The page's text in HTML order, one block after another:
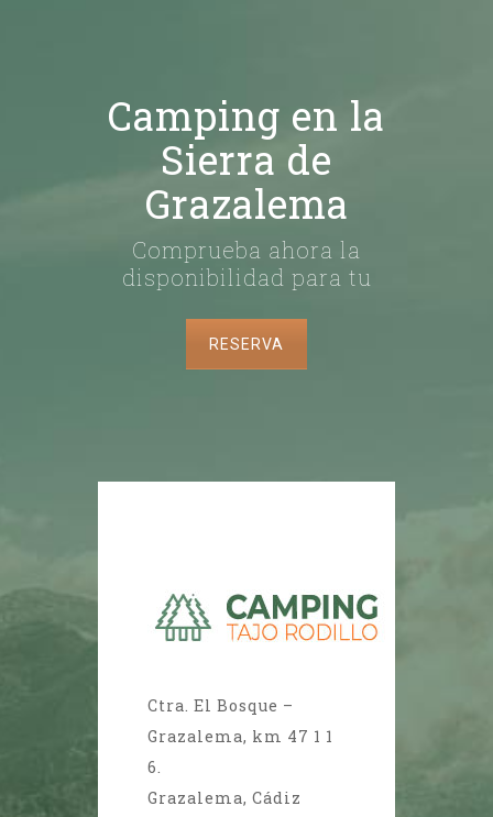
Camping en la
Sierra de
Grazalema
Comprueba ahora la
disponibilidad para tu
RESERVA
Ctra. El Bosque –
Grazalema, km 47 1 1
6.
Grazalema, Cádiz